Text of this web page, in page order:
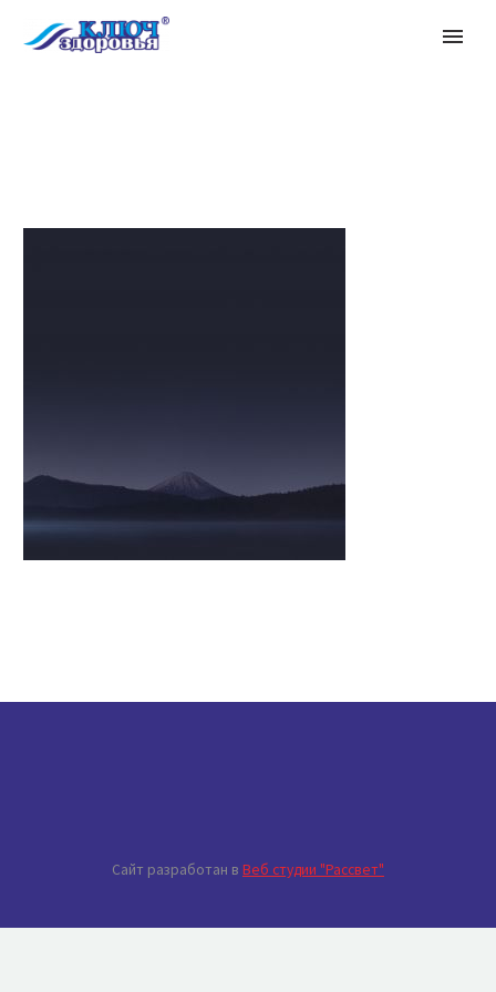
Сайт разработан в Веб студии "Рассвет"